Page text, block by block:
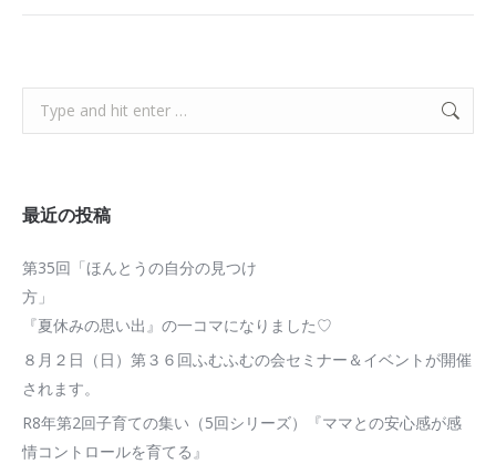
Search:
最近の投稿
第35回「ほんとうの自分の見つけ
方
『夏休みの思い出』の一コマになりました♡
８月２日（日）第３６回ふむふむの会セミナー＆イベントが開催
されます。
R8年第2回子育ての集い（5回シリーズ）『ママとの安心感が感
情コントロールを育てる』